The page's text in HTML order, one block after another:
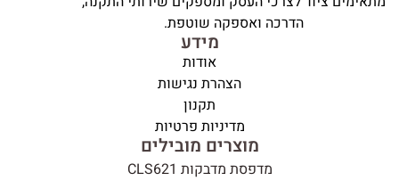
הדרכה ואספקה שוטפת.
מידע
אודות
הצהרת נגישות
תקנון
מדיניות פרטיות
מוצרים מובילים
מדפסת מדבקות CLS621